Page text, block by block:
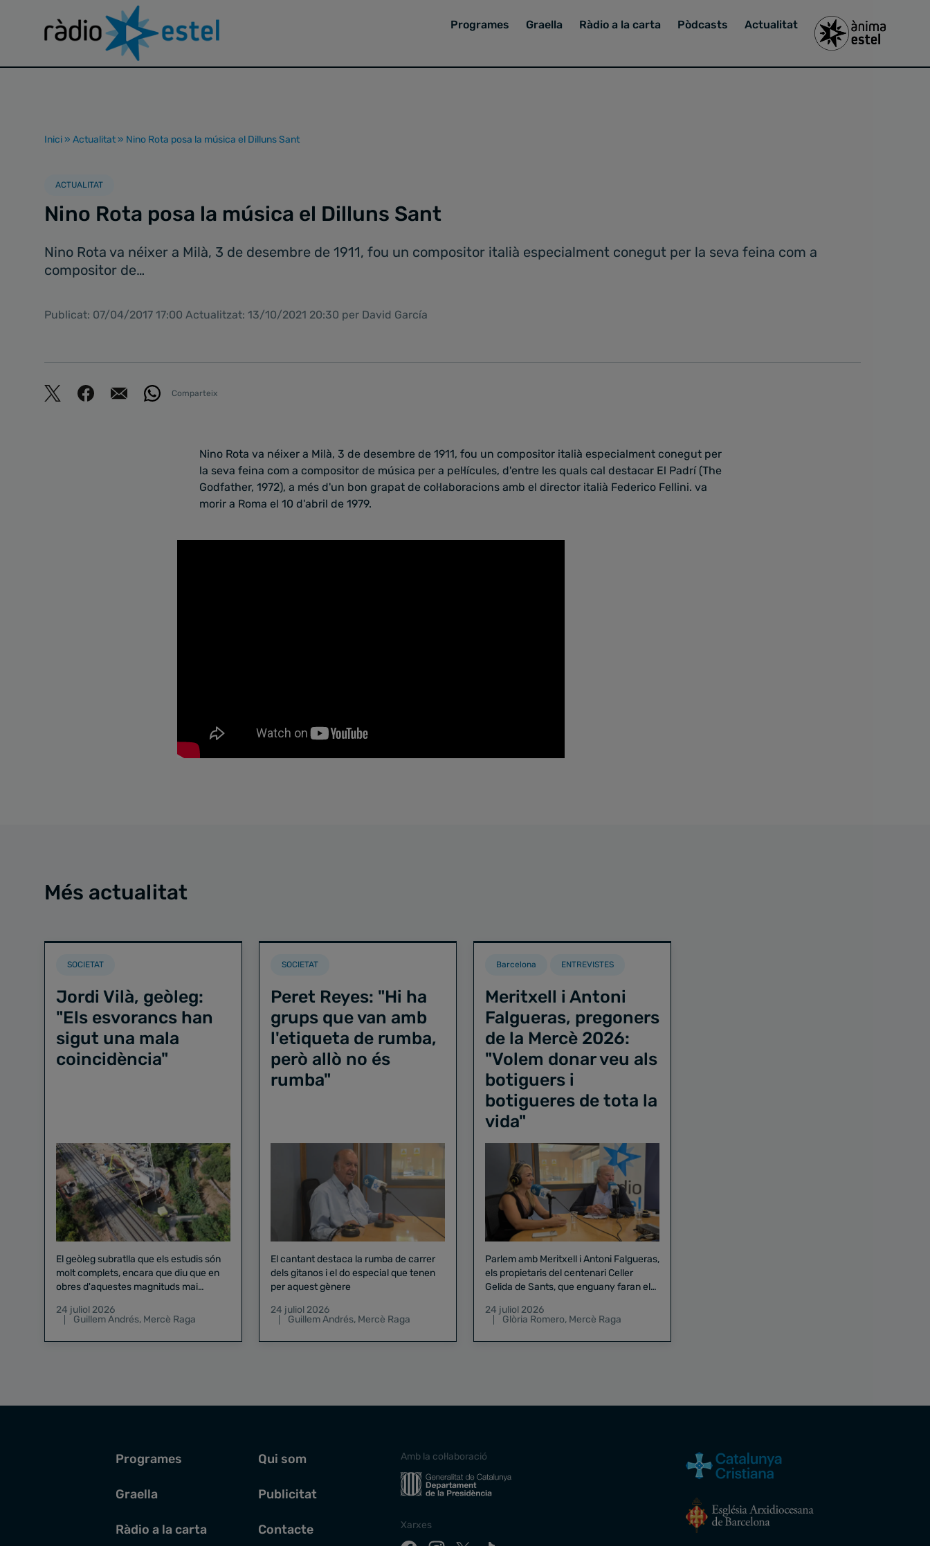
Programes Graella Ràdio a la carta Pòdcasts Actualitat
Inici » Actualitat » Nino Rota posa la música el Dilluns Sant
ACTUALITAT
Nino Rota posa la música el Dilluns Sant
Nino Rota va néixer a Milà, 3 de desembre de 1911, fou un compositor italià especialment conegut per la seva feina com a
compositor de…
Publicat: 07/04/2017 17:00 Actualitzat: 13/10/2021 20:30 per David García
Comparteix
Nino Rota va néixer a Milà, 3 de desembre de 1911, fou un compositor italià especialment conegut per
la seva feina com a compositor de música per a pel·lícules, d'entre les quals cal destacar El Padrí (The
Godfather, 1972), a més d'un bon grapat de col·laboracions amb el director italià Federico Fellini. va
morir a Roma el 10 d'abril de 1979.
Més actualitat
SOCIETAT
Jordi Vilà, geòleg:
"Els esvorancs han
sigut una mala
coincidència"
El geòleg subratlla que els estudis són
molt complets, encara que diu que en
obres d'aquestes magnituds mai
24 juliol 2026
Guillem Andrés, Mercè Raga
SOCIETAT
Peret Reyes: "Hi ha
grups que van amb
l'etiqueta de rumba,
però allò no és
rumba"
El cantant destaca la rumba de carrer
dels gitanos i el do especial que tenen
per aquest gènere
24 juliol 2026
Guillem Andrés, Mercè Raga
Barcelona ENTREVISTES
Meritxell i Antoni
Falgueras, pregoners
de la Mercè 2026:
"Volem donar veu als
botiguers i
botigueres de tota la
vida"
Parlem amb Meritxell i Antoni Falgueras,
els propietaris del centenari Celler
Gelida de Sants, que enguany faran el
24 juliol 2026
Glòria Romero, Mercè Raga
Programes
Graella
Ràdio a la carta
Qui som
Publicitat
Contacte
Amb la col·laboració
Xarxes